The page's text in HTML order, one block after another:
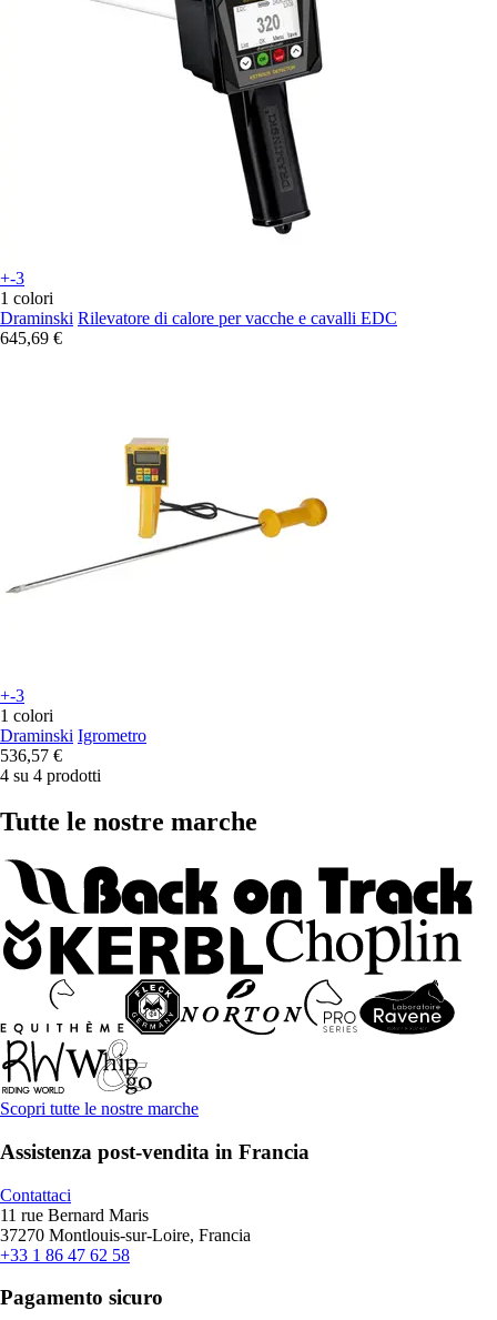
+-3
1 colori
Draminski Rilevatore di calore per vacche e cavalli EDC
645,69 €
+-3
1 colori
Draminski Igrometro
536,57 €
4 su 4 prodotti
Tutte le nostre marche
Scopri tutte le nostre marche
Assistenza post-vendita in Francia
Contattaci
11 rue Bernard Maris
37270 Montlouis-sur-Loire, Francia
+33 1 86 47 62 58
Pagamento sicuro